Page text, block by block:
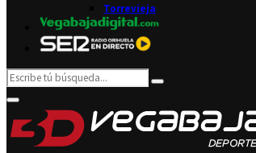
Torrevieja
Search
for:
Search
Primary
Menu